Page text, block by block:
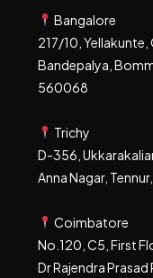
Bangalore
217/10, Yellakunte,
Bandepalya,
560068
Trichy
D-356,
Anna Nagar,
Coimbatore
No.120, C5, First
Dr Rajendra